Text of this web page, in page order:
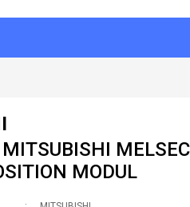
MODUL